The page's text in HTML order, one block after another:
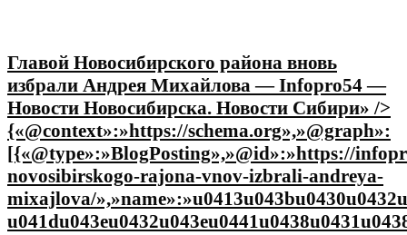
Главой Новосибирского района вновь
избрали Андрея Михайлова — Infopro54 —
Новости Новосибирска. Новости Сибири» />
{«@context»:»https://schema.org»,»@graph»:
[{«@type»:»BlogPosting»,»@id»:»https://
novosibirskogo-rajona-vnov-izbrali-andreya-
mixajlova/